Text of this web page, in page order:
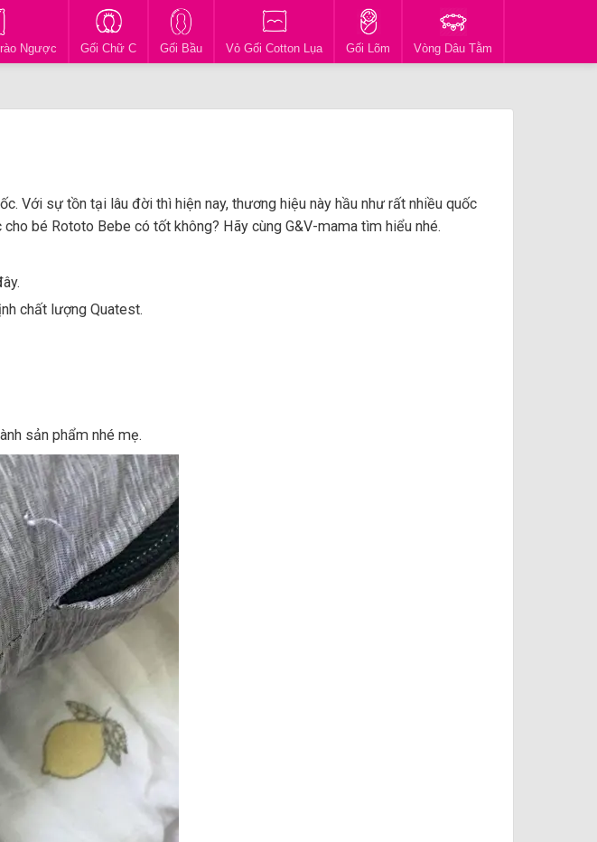
Ngược Gối Chữ C Gối Bầu Vỏ Gối Cotton Lụa Gối Lõm Vòng Dâu Tằm
Với sự tồn tại lâu đời thì hiện nay, thương hiệu này hầu như rất nhiều quốc
bé Rototo Bebe có tốt không? Hãy cùng G&V-mama tìm hiểu nhé.
chất lượng Quatest.
sản phẩm nhé mẹ.